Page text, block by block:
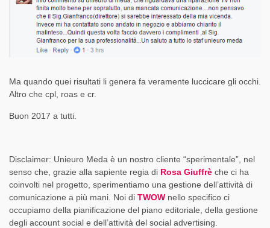
Ma quando quei risultati li genera fa veramente luccicare gli occhi.
Altro che cpl, roas e cr.
Buon 2017 a tutti.
Disclaimer: Unieuro Meda è un nostro cliente “sperimentale”, nel
senso che, grazie alla sapiente regia di Rosa Giuffrè che ci ha
coinvolti nel progetto, sperimentiamo una gestione dell’attività di
comunicazione a più mani. Noi di TWOW nello specifico ci
occupiamo della pianificazione del piano editoriale, della gestione
degli account social e dell’attività del social advertising.